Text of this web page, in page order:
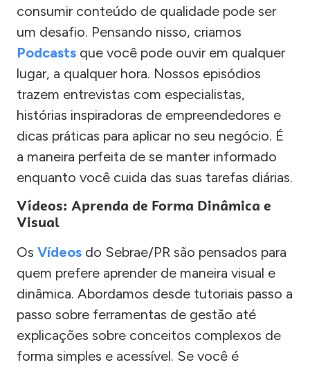
consumir conteúdo de qualidade pode ser
um desafio. Pensando nisso, criamos
Podcasts que você pode ouvir em qualquer
lugar, a qualquer hora. Nossos episódios
trazem entrevistas com especialistas,
histórias inspiradoras de empreendedores e
dicas práticas para aplicar no seu negócio. É
a maneira perfeita de se manter informado
enquanto você cuida das suas tarefas diárias.
Vídeos: Aprenda de Forma Dinâmica e
Visual
Os Vídeos do Sebrae/PR são pensados para
quem prefere aprender de maneira visual e
dinâmica. Abordamos desde tutoriais passo a
passo sobre ferramentas de gestão até
explicações sobre conceitos complexos de
forma simples e acessível. Se você é